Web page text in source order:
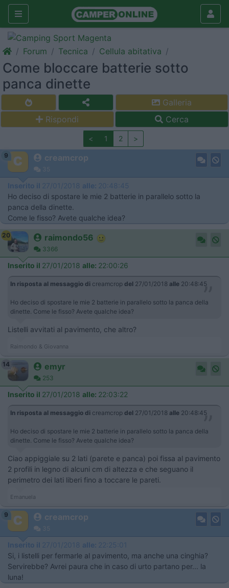
Forum Tecnica Cellula abitativa
Come bloccare batterie sotto
panca dinette
Galleria
Rispondi
Cerca
< 1 2 >
9 creamcrop
35
Inserito il 27/01/2018 alle: 20:48:45
Ho deciso di spostare le mie 2 batterie in parallelo sotto la
panca della dinette.
Come le fisso? Avete qualche idea?
20 raimondo56
3366
Inserito il 27/01/2018 alle: 22:00:26
In risposta al messaggio di creamcrop del 27/01/2018 alle 20:48:45
Ho deciso di spostare le mie 2 batterie in parallelo sotto la panca della
dinette. Come le fisso? Avete qualche idea?
Listelli avvitati al pavimento, che altro?
Raimondo & Giovanna
14 emyr
253
Inserito il 27/01/2018 alle: 22:03:22
In risposta al messaggio di creamcrop del 27/01/2018 alle 20:48:45
Ho deciso di spostare le mie 2 batterie in parallelo sotto la panca della
dinette. Come le fisso? Avete qualche idea?
Ciao appiggiale su 2 lati (parete e panca) poi fissa al pavimento
2 profili in legno di alcuni cm di altezza e che seguano il
perimetro dei lati liberi fino a toccare le pareti.
Emanuela
9 creamcrop
35
Inserito il 27/01/2018 alle: 22:25:01
Si, i listelli per fermarle al pavimento, ma anche una cinghia?
Servirebbe? Avrei paura che in caso di urto partano per... la
luna!